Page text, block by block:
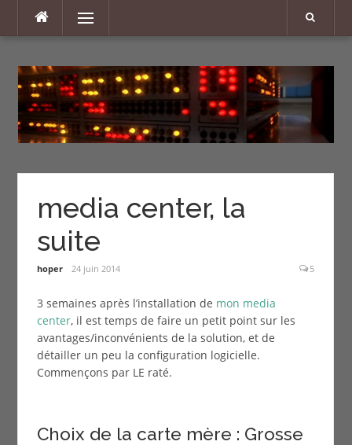
Menu
media center, la
suite
hoper 24 juin 2014 5
3 semaines après l’installation de mon media
center, il est temps de faire un petit point sur les
avantages/inconvénients de la solution, et de
détailler un peu la configuration logicielle.
Commençons par LE raté.
Choix de la carte mère : Grosse